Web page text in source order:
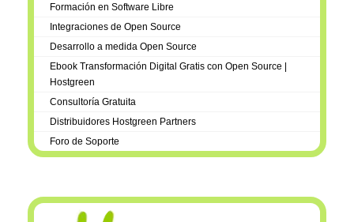
Formación en Software Libre
Integraciones de Open Source
Desarrollo a medida Open Source
Ebook Transformación Digital Gratis con Open Source |
Hostgreen
Consultoría Gratuita
Distribuidores Hostgreen Partners
Foro de Soporte